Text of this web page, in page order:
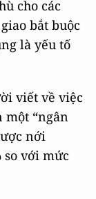
cho các
bắt buộc
là yếu tố
viết về việc
một “ngân
nới
so với mức